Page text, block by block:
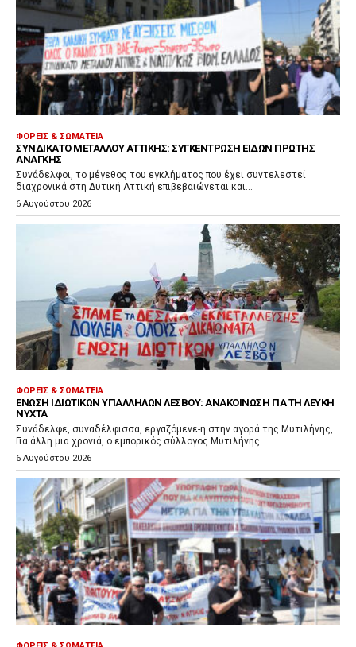
ΦΟΡΕΊΣ & ΣΩΜΑΤΕΊΑ
ΣΥΝΔΙΚΆΤΟ ΜΕΤΆΛΛΟΥ ΑΤΤΙΚΉΣ: ΣΥΓΚΈΝΤΡΩΣΗ ΕΙΔΏΝ ΠΡΏΤΗΣ
ΑΝΆΓΚΗΣ
Συνάδελφοι, το μέγεθος του εγκλήματος που έχει συντελεστεί
διαχρονικά στη Δυτική Αττική επιβεβαιώνεται και...
6 Αυγούστου 2026
ΦΟΡΕΊΣ & ΣΩΜΑΤΕΊΑ
ΈΝΩΣΗ ΙΔΙΩΤΙΚΏΝ ΥΠΑΛΛΉΛΩΝ ΛΈΣΒΟΥ: ΑΝΑΚΟΊΝΩΣΗ ΓΙΑ ΤΗ ΛΕΥΚΉ
ΝΎΧΤΑ
Συνάδελφε, συναδέλφισσα, εργαζόμενε-η στην αγορά της Μυτιλήνης,
Για άλλη μια χρονιά, ο εμπορικός σύλλογος Μυτιλήνης...
6 Αυγούστου 2026